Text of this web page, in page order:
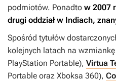
podmiotów. Ponadto w 2007
drugi oddział w Indiach,
Spośród tytułów
kolejnych latach na wzmiankę
PlayStation Portable), Virtua
Portable oraz Xboksa 360),